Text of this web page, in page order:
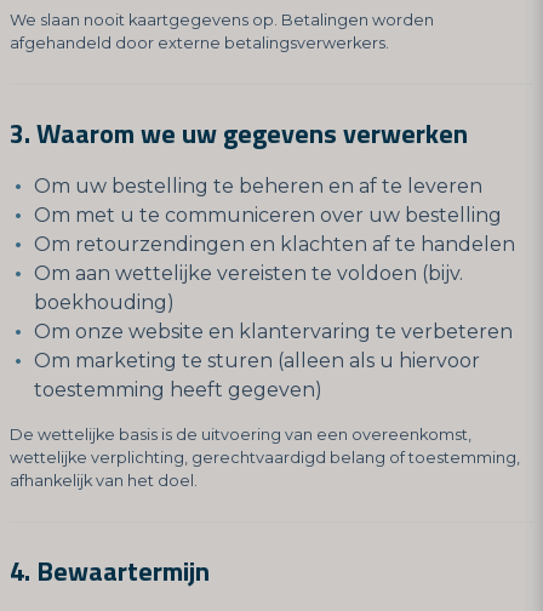
We slaan nooit kaartgegevens op. Betalingen worden
afgehandeld door externe betalingsverwerkers.
3. Waarom we uw gegevens verwerken
Om uw bestelling te beheren en af te leveren
Om met u te communiceren over uw bestelling
Om retourzendingen en klachten af te handelen
Om aan wettelijke vereisten te voldoen (bijv.
boekhouding)
Om onze website en klantervaring te verbeteren
Om marketing te sturen (alleen als u hiervoor
toestemming heeft gegeven)
De wettelijke basis is de uitvoering van een overeenkomst,
wettelijke verplichting, gerechtvaardigd belang of toestemming,
afhankelijk van het doel.
4. Bewaartermijn